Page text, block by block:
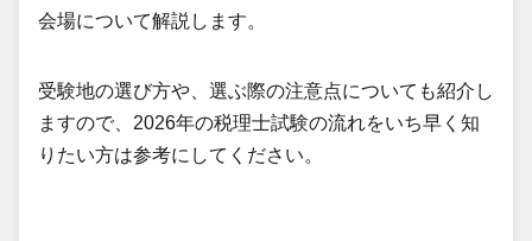
会場について解説します。
受験地の選び方や、選ぶ際の注意点についても紹介し
ますので、2026年の税理士試験の流れをいち早く知
りたい方は参考にしてください。